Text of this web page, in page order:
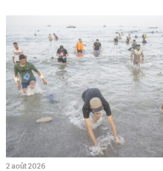
2 août 2026